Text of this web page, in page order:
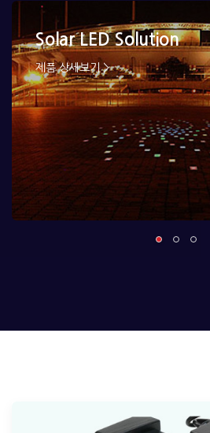
Solar LED Solution
제품 상세보기 >